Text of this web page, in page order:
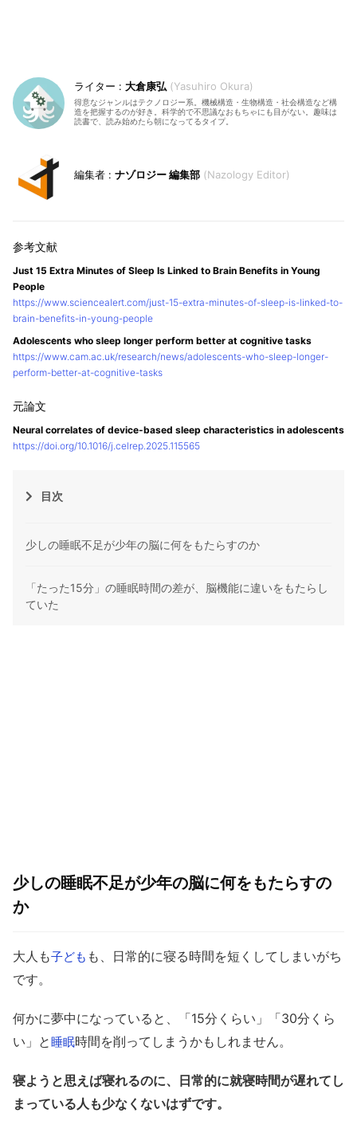
大倉康弘 Yasuhiro Okura
得意なジャンルはテクノロジー系。機械構造・生物構造・社会構造など構
造を把握するのが好き。科学的で不思議なおもちゃにも目がない。趣味は
読書で、読み始めたら朝になってるタイプ。
ナゾロジー 編集部 Nazology Editor
Just 15 Extra Minutes of Sleep Is Linked to Brain Benefits in Young
People
https://www.sciencealert.com/just-15-extra-minutes-of-sleep-is-linked-to-
brain-benefits-in-young-people
Adolescents who sleep longer perform better at cognitive tasks
https://www.cam.ac.uk/research/news/adolescents-who-sleep-longer-
perform-better-at-cognitive-tasks
Neural correlates of device-based sleep characteristics in adolescents
https://doi.org/10.1016/j.celrep.2025.115565
目次
少しの睡眠不足が少年の脳に何をもたらすのか
「たった15分」の睡眠時間の差が、脳機能に違いをもたらし
ていた
少しの睡眠不足が少年の脳に何をもたらすの
か
大人も子ども も、日常的に寝る時間を短くしてしまいがち
です。
何かに夢中になっていると、「15分くらい」「30分くら
い」と睡眠時間を削ってしまうかもしれません。
寝ようと思えば寝れるのに、日常的に就寝時間が遅れてし
まっている人も少なくないはずです。